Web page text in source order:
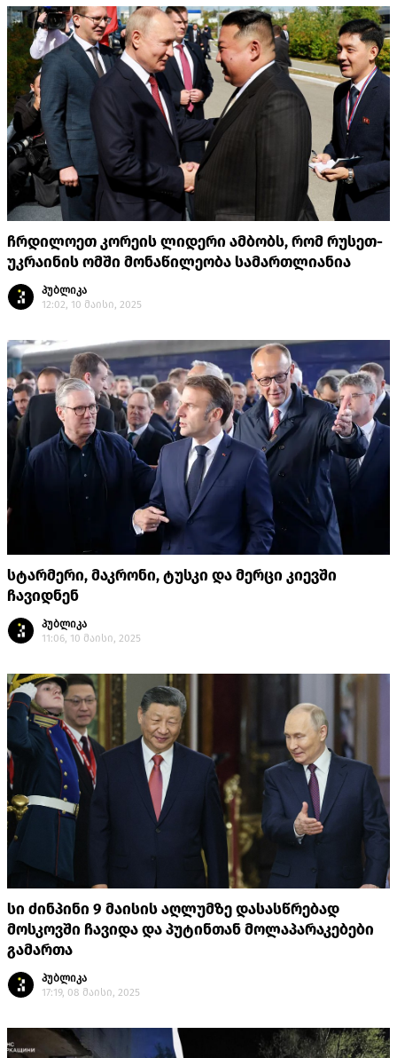
ჩრდილოეთ კორეის ლიდერი ამბობს, რომ რუსეთ-
უკრაინის ომში მონაწილეობა სამართლიანია
პუბლიკა
12:02, 10 მაისი, 2025
სტარმერი, მაკრონი, ტუსკი და მერცი კიევში
ჩავიდნენ
პუბლიკა
11:06, 10 მაისი, 2025
სი ძინპინი 9 მაისის აღლუმზე დასასწრებად
მოსკოვში ჩავიდა და პუტინთან მოლაპარაკებები
გამართა
პუბლიკა
17:19, 08 მაისი, 2025